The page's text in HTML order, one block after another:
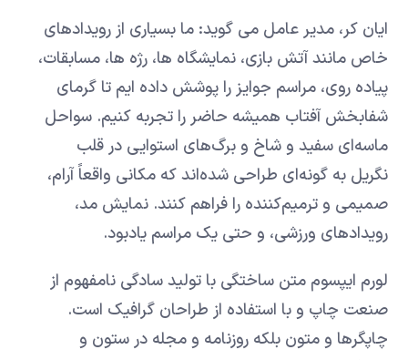
ایان کر، مدیر عامل می گوید: ما بسیاری از رویدادهای
خاص مانند آتش بازی، نمایشگاه ها، رژه ها، مسابقات،
پیاده روی، مراسم جوایز را پوشش داده ایم تا گرمای
شفابخش آفتاب همیشه حاضر را تجربه کنیم. سواحل
ماسه‌ای سفید و شاخ و برگ‌های استوایی در قلب
نگریل به گونه‌ای طراحی شده‌اند که مکانی واقعاً آرام،
صمیمی و ترمیم‌کننده را فراهم کنند. نمایش مد،
رویدادهای ورزشی، و حتی یک مراسم یادبود.
لورم ایپسوم متن ساختگی با تولید سادگی نامفهوم از
صنعت چاپ و با استفاده از طراحان گرافیک است.
چاپگرها و متون بلکه روزنامه و مجله در ستون و